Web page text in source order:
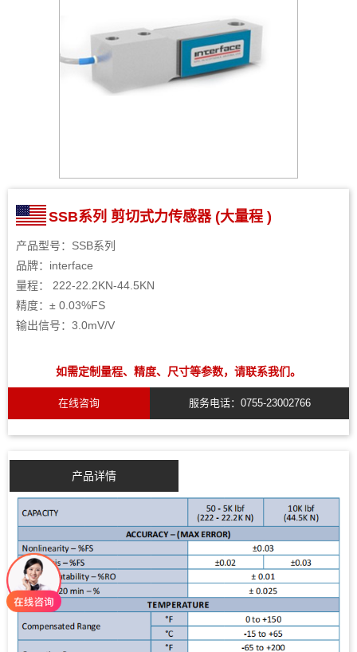
SSB系列 剪切式力传感器 (大量程 )
产品型号：SSB系列
品牌：interface
量程： 222-22.2KN-44.5KN
精度：± 0.03%FS
输出信号：3.0mV/V
如需定制量程、精度、尺寸等参数，请联系我们。
在线咨询 服务电话：0755-23002766
产品详情